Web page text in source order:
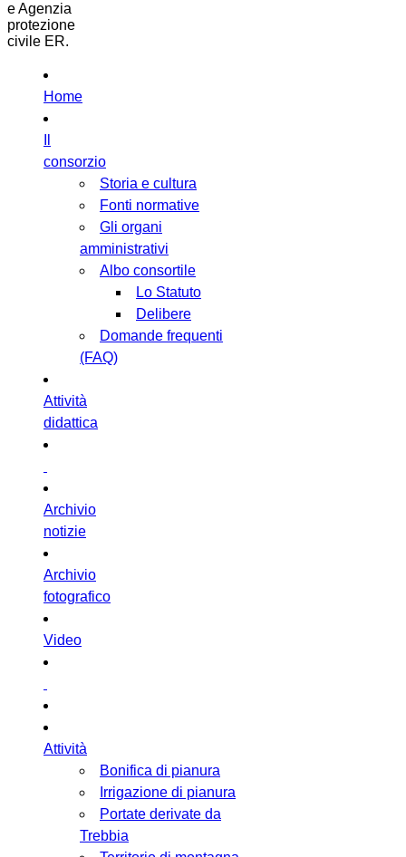
e Agenzia
protezione
civile ER.
Home
consorzio
Storia e cultura
Fonti normative
Gli organi
amministrativi
Albo consortile
Lo Statuto
Delibere
Domande frequenti
(FAQ)
Attività
didattica
Archivio
notizie
Archivio
fotografico
Video
Attività
Bonifica di pianura
Irrigazione di pianura
Portate derivate da
Trebbia